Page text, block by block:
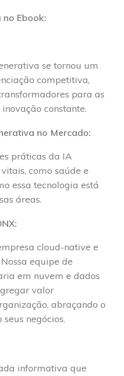
Ebook:
se tornou um
competitiva,
para as
constante.
no Mercado:
práticas da IA
como saúde e
essa tecnologia está
áreas.
cloud-native e
equipe de
em nuvem e dados
valor
abraçando o
negócios.
informativa que